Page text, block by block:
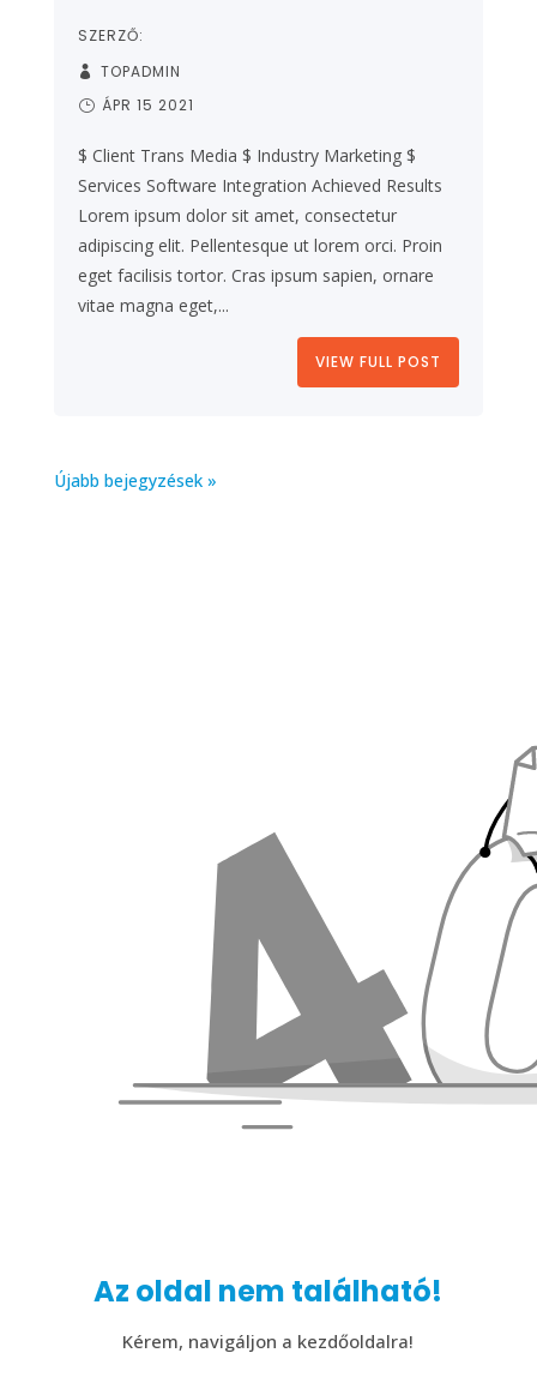
SZERZŐ:
TOPADMIN
ÁPR 15 2021
$ Client Trans Media $ Industry Marketing $
Services Software Integration Achieved Results
Lorem ipsum dolor sit amet, consectetur
adipiscing elit. Pellentesque ut lorem orci. Proin
eget facilisis tortor. Cras ipsum sapien, ornare
vitae magna eget,...
VIEW FULL POST
Újabb bejegyzések »
Az oldal nem található!
Kérem, navigáljon a kezdőoldalra!